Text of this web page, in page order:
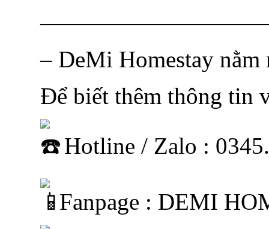
– DeMi Homestay
Để biết thêm thông tin
Hotline / Zalo :
Fanpage : DEMI